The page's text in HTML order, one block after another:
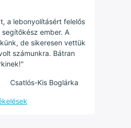
a lebonyolításért felelős
ember. A
de sikeresen vettük
számunkra. Bátran
Csatlós-Kis Boglárka